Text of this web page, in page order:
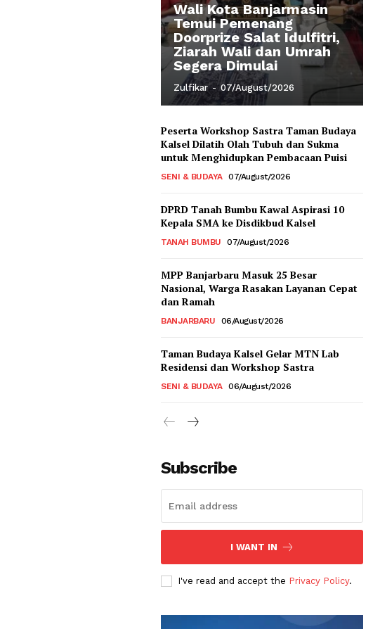
Wali Kota Banjarmasin
Temui Pemenang
Doorprize Salat Idulfitri,
Ziarah Wali dan Umrah
Segera Dimulai
Zulfikar - 07/August/2026
Peserta Workshop Sastra Taman Budaya
Kalsel Dilatih Olah Tubuh dan Sukma
untuk Menghidupkan Pembacaan Puisi
SENI & BUDAYA 07/August/2026
DPRD Tanah Bumbu Kawal Aspirasi 10
Kepala SMA ke Disdikbud Kalsel
TANAH BUMBU 07/August/2026
MPP Banjarbaru Masuk 25 Besar
Nasional, Warga Rasakan Layanan Cepat
dan Ramah
BANJARBARU 06/August/2026
Taman Budaya Kalsel Gelar MTN Lab
Residensi dan Workshop Sastra
SENI & BUDAYA 06/August/2026
Subscribe
I WANT IN
I've read and accept the Privacy Policy.